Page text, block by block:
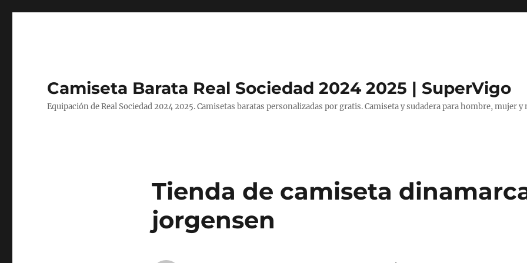
Camiseta Barata Real Sociedad 2024 2025 | SuperVigo
Equipación de Real Sociedad 2024 2025. Camisetas baratas personalizadas por gratis. Camiseta y sudadera para hombre, mujer y
Tienda de camiseta
jorgensen